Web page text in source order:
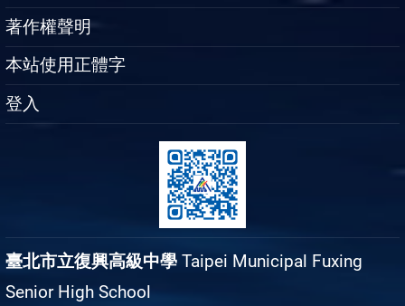
著作權聲明
本站使用正體字
登入
臺北市立復興高級中學 Taipei Municipal Fuxing
Senior High School